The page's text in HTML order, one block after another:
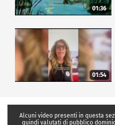
01:36
01:54
Alcuni video presenti in questa
quindi valutati di pubblico